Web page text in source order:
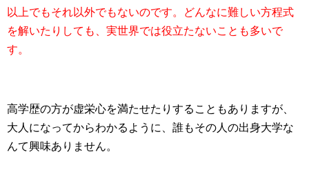
以上でもそれ以外でもないのです。どんなに難しい方程式
を解いたりしても、実世界では役立たないことも多いで
す。
高学歴の方が虚栄心を満たせたりすることもありますが、
大人になってからわかるように、誰もその人の出身大学な
んて興味ありません。